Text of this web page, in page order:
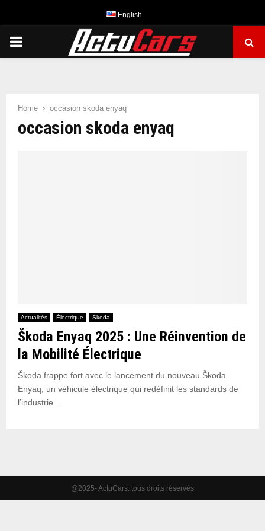
English
PRIMARY
Home occasion skoda enyaq
occasion skoda enyaq
Actualités Électrique Skoda
Škoda Enyaq 2025 : Une Réinvention de
la Mobilité Électrique
Škoda frappe fort avec le lancement du nouveau Škoda
Enyaq, un véhicule électrique qui redéfinit les standards de
l’industrie...
@2025- ActuCars. tous droits réservés